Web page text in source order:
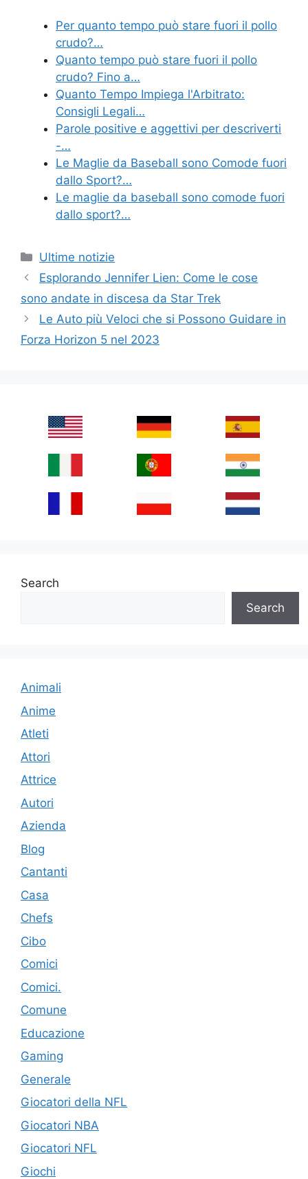
Per quanto tempo può stare fuori il pollo
crudo?…
Quanto tempo può stare fuori il pollo
crudo? Fino a…
Quanto Tempo Impiega l'Arbitrato:
Consigli Legali…
Parole positive e aggettivi per descriverti
-…
Le Maglie da Baseball sono Comode fuori
dallo Sport?…
Le maglie da baseball sono comode fuori
dallo sport?…
Categories
Ultime notizie
Esplorando Jennifer Lien: Come le cose
sono andate in discesa da Star Trek
Le Auto più Veloci che si Possono Guidare in
Forza Horizon 5 nel 2023
Search
Search
Animali
Anime
Atleti
Attori
Attrice
Autori
Azienda
Blog
Cantanti
Casa
Chefs
Cibo
Comici
Comici.
Comune
Educazione
Gaming
Generale
Giocatori della NFL
Giocatori NBA
Giocatori NFL
Giochi